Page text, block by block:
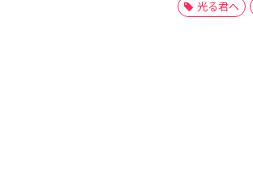
光る君へ